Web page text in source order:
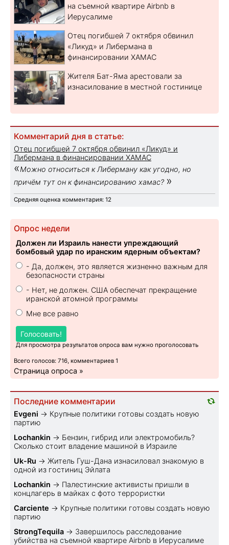
на съемной квартире Airbnb в
Иерусалиме
Отец погибшей 7 октября обвинил
«Ликуд» и Либермана в
финансировании ХАМАС
Жителя Бат-Яма арестовали за
изнасилование в местной гостинице
Комментарий дня в статье:
Отец погибшей 7 октября обвинил «Ликуд» и
Либермана в финансировании ХАМАС
«Можно относиться к Либерману как угодно, но
причём тут он к финансированию хамас? »
Средняя оценка комментария: 12
Опрос недели
Должен ли Израиль нанести упреждающий
бомбовый удар по иранским ядерным объектам?
- Да, должен, это является жизненно важным для
безопасности страны
- Нет, не должен. США обеспечат прекращение
иранской атомной программы
Мне все равно
Голосовать!
Для просмотра результатов опроса вам нужно проголосовать
Всего голосов: 716, комментариев 1
Страница опроса »
Последние комментарии
Evgeni → Крупные политики готовы создать новую
партию
Lochankin → Бензин, гибрид или электромобиль?
Cколько стоит владение машиной в Израиле
Uk-Ru → Житель Гуш-Дана изнасиловал знакомую в
одной из гостиниц Эйлата
Lochankin → Палестинские активисты пришли в
концлагерь в майках с фото террористки
Carciente → Крупные политики готовы создать новую
партию
StrongTequila → Завершилось расследование
убийства на съемной квартире Airbnb в Иерусалиме